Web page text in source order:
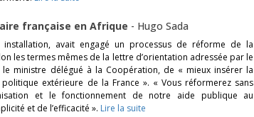
française en Afrique - Hugo Sada
avait engagé un processus de réforme de la
les termes mêmes de la lettre d’orientation adressée par le
le ministre délégué à la Coopération, de « mieux insérer la
extérieure de la France ». « Vous réformerez sans
et le fonctionnement de notre aide publique au
et de l’efficacité ». Lire la suite